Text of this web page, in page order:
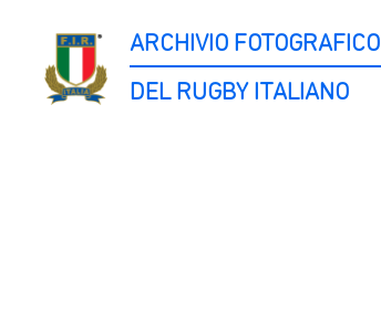
ARCHIVIO FOTOGRAFICO
DEL RUGBY ITALIANO